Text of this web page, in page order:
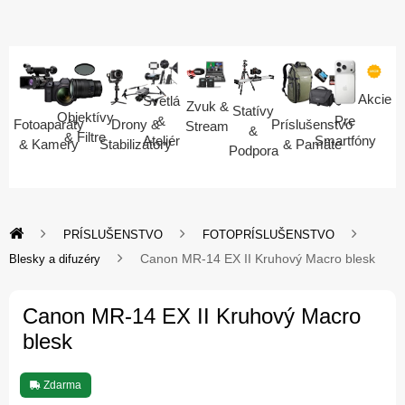
Fotoaparáty
& Kamery
Objektívy
& Filtre
Drony &
Stabilizátory
Svetlá
&
Ateliér
Zvuk &
Stream
Statívy
&
Podpora
Príslušenstvo
& Pamäte
Pre
Smartfóny
Akcie
PRÍSLUŠENSTVO
FOTOPRÍSLUŠENSTVO
Blesky a difuzéry
Canon MR-14 EX II Kruhový Macro blesk
Canon MR-14 EX II Kruhový Macro
blesk
Zdarma